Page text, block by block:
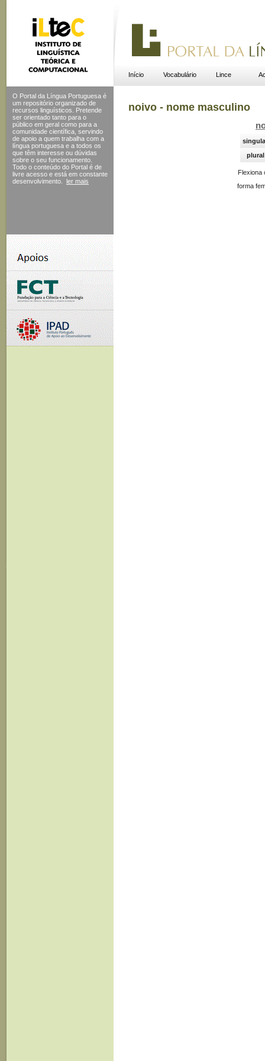
Início Vocabulário Lince
O Portal da Língua Portuguesa é
um repositório organizado de
recursos linguísticos. Pretende
ser orientado tanto para o
público em geral como para a
comunidade científica, servindo
de apoio a quem trabalha com a
língua portuguesa e a todos os
que têm interesse ou dúvidas
sobre o seu funcionamento.
Todo o conteúdo do Portal é de
livre acesso e está em constante
desenvolvimento.
ler mais
noivo - nome masculino
plural
Flexiona
forma